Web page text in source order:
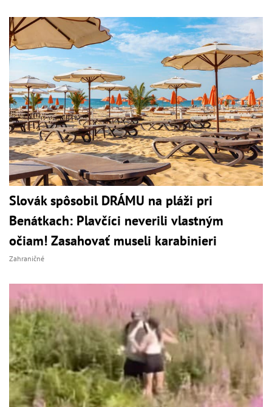
Slovák spôsobil DRÁMU na pláži pri
Benátkach: Plavčíci neverili vlastným
očiam! Zasahovať museli karabinieri
Zahraničné